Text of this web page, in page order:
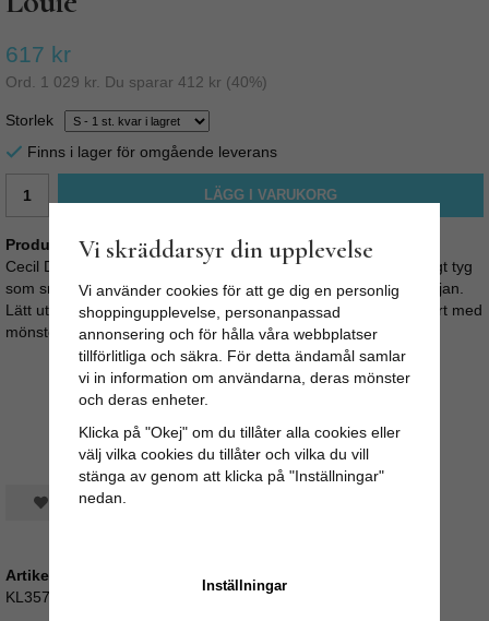
617 kr
Ord. 1 029 kr . Du sparar 412 kr (40%)
Storlek
Finns i lager för omgående leverans
LÄGG I VARUKORG
Produktbeskrivning:
Cecil Dress Spectacle från King Louie. Härlig klänning i strechigt tyg
som smiter åt fint i midjan. Omlottskärning samt knytband i midjan.
Lätt utställd kjol. Material: 95% viscose, 5% elastane Färg: Svart med
mönster Sista bilden är storleksguide
Spara som favorit
Artikelnummer:
KL357_03290-1
Vi skräddarsyr din upplevelse
Vi använder cookies för att ge dig en personlig
shoppingupplevelse, personanpassad
annonsering och för hålla våra webbplatser
tillförlitliga och säkra. För detta ändamål samlar
vi in information om användarna, deras mönster
och deras enheter.
Klicka på "Okej" om du tillåter alla cookies eller
välj vilka cookies du tillåter och vilka du vill
stänga av genom att klicka på "Inställningar"
nedan.
Inställningar